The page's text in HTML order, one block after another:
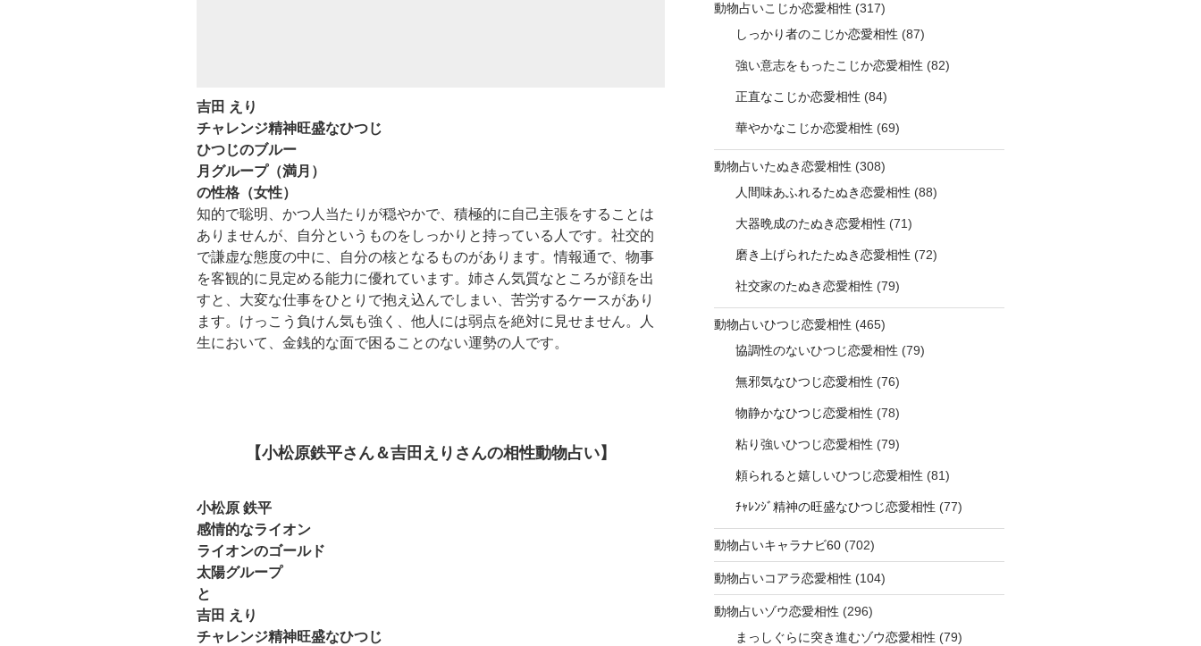
吉田 えり
チャレンジ精神旺盛なひつじ
ひつじのブルー
月グループ（満月）
の性格（女性）
知的で聡明、かつ人当たりが穏やかで、積極的に自己主張をすることは
ありませんが、自分というものをしっかりと持っている人です。社交的
で謙虚な態度の中に、自分の核となるものがあります。情報通で、物事
を客観的に見定める能力に優れています。姉さん気質なところが顔を出
すと、大変な仕事をひとりで抱え込んでしまい、苦労するケースがあり
ます。けっこう負けん気も強く、他人には弱点を絶対に見せません。人
生において、金銭的な面で困ることのない運勢の人です。
【小松原鉄平さん＆吉田えりさんの相性動物占い】
小松原 鉄平
感情的なライオン
ライオンのゴールド
太陽グループ
と
吉田 えり
チャレンジ精神旺盛なひつじ
動物占いこじか恋愛相性 (317)
しっかり者のこじか恋愛相性 (87)
強い意志をもったこじか恋愛相性 (82)
正直なこじか恋愛相性 (84)
華やかなこじか恋愛相性 (69)
動物占いたぬき恋愛相性 (308)
人間味あふれるたぬき恋愛相性 (88)
大器晩成のたぬき恋愛相性 (71)
磨き上げられたたぬき恋愛相性 (72)
社交家のたぬき恋愛相性 (79)
動物占いひつじ恋愛相性 (465)
協調性のないひつじ恋愛相性 (79)
無邪気なひつじ恋愛相性 (76)
物静かなひつじ恋愛相性 (78)
粘り強いひつじ恋愛相性 (79)
頼られると嬉しいひつじ恋愛相性 (81)
ﾁｬﾚﾝｼﾞ精神の旺盛なひつじ恋愛相性 (77)
動物占いキャラナビ60(702)
動物占いコアラ恋愛相性 (104)
動物占いゾウ恋愛相性 (296)
まっしぐらに突き進むゾウ恋愛相性 (79)